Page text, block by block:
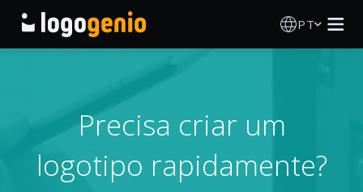
PT
Gerador de logótipos IA
Ideias de logótipos
Precisa criar um
logotipo rapidamente?